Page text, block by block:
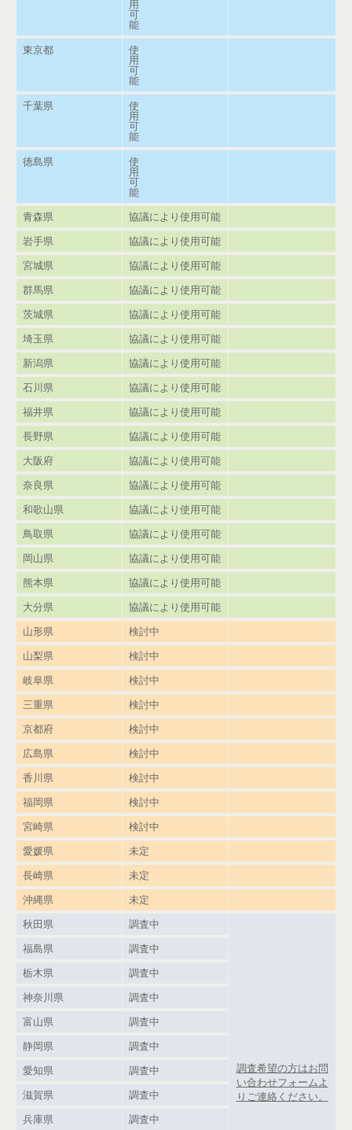
用
可
能
東京都
使
用
可
能
千葉県
使
用
可
能
徳島県
使
用
可
能
青森県 協議により使用可能
岩手県 協議により使用可能
宮城県 協議により使用可能
群馬県 協議により使用可能
茨城県 協議により使用可能
埼玉県 協議により使用可能
新潟県 協議により使用可能
石川県 協議により使用可能
福井県 協議により使用可能
長野県 協議により使用可能
大阪府 協議により使用可能
奈良県 協議により使用可能
和歌山県 協議により使用可能
鳥取県 協議により使用可能
岡山県 協議により使用可能
熊本県 協議により使用可能
大分県 協議により使用可能
山形県 検討中
山梨県 検討中
岐阜県 検討中
三重県 検討中
京都府 検討中
広島県 検討中
香川県 検討中
福岡県 検討中
宮崎県 検討中
愛媛県 未定
長崎県 未定
沖縄県 未定
秋田県 調査中
調査希望の方はお問
い合わせフォームよ
りご連絡ください。
福島県 調査中
栃木県 調査中
神奈川県 調査中
富山県 調査中
静岡県 調査中
愛知県 調査中
滋賀県 調査中
兵庫県 調査中